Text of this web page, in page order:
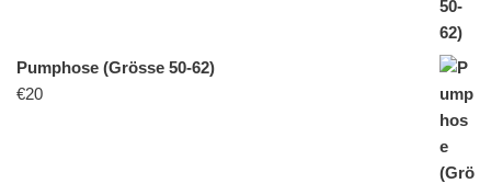
Pumphose (Grösse 50-62)
€20